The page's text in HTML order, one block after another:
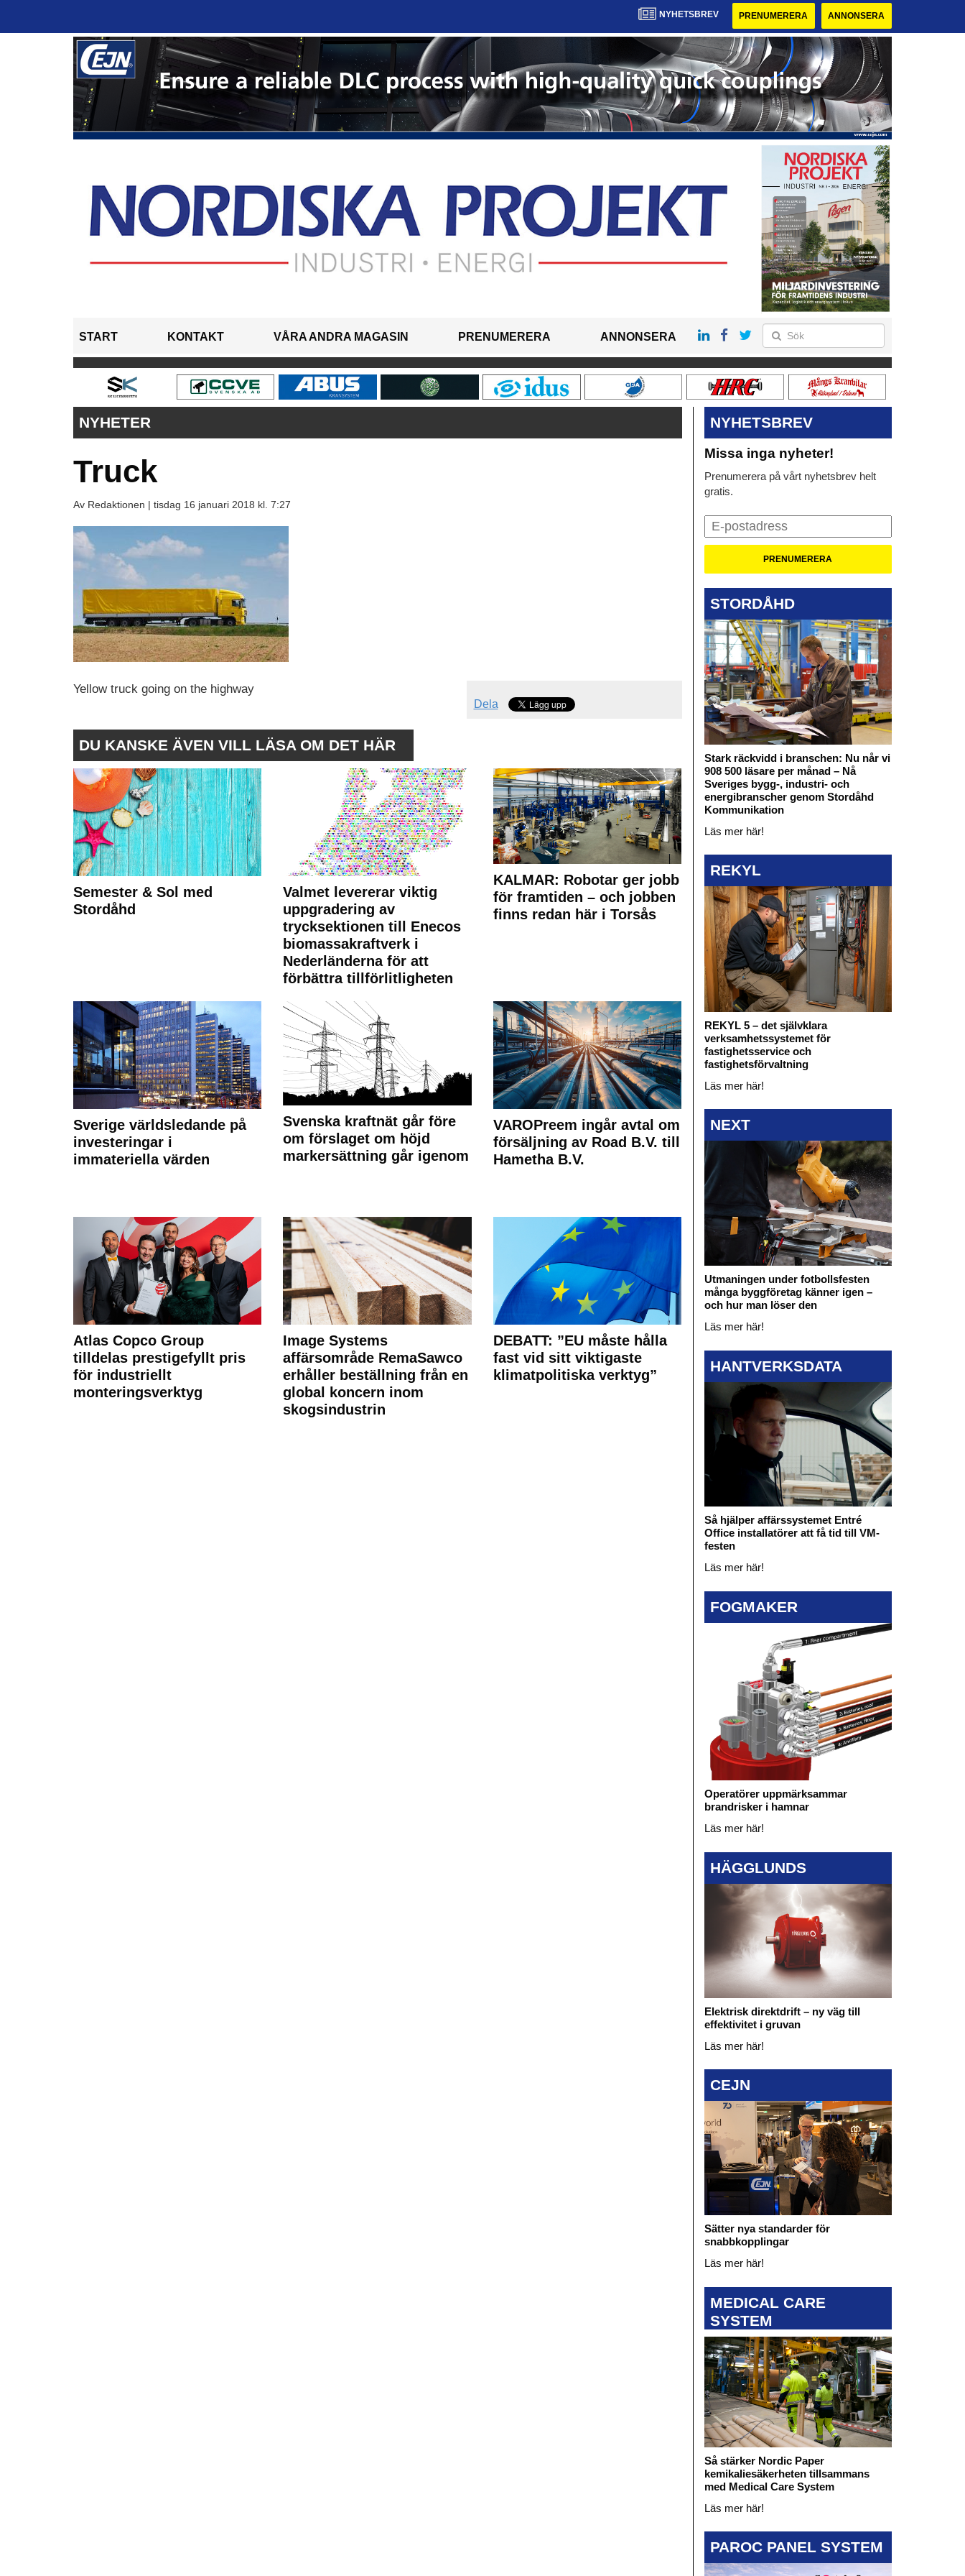
NYHETSBREV PRENUMERERA ANNONSERA
START KONTAKT VÅRA ANDRA MAGASIN PRENUMERERA ANNONSERA
NYHETER
Truck
Av Redaktionen | tisdag 16 januari 2018 kl. 7:27
Dela
Yellow truck going on the highway
DU KANSKE ÄVEN VILL LÄSA OM DET HÄR
Semester & Sol med
Stordåhd
Valmet levererar viktig
uppgradering av
trycksektionen till Enecos
biomassakraftverk i
Nederländerna för att
förbättra tillförlitligheten
KALMAR: Robotar ger jobb
för framtiden – och jobben
finns redan här i Torsås
Sverige världsledande på
investeringar i
immateriella värden
Svenska kraftnät går före
om förslaget om höjd
markersättning går igenom
VAROPreem ingår avtal om
försäljning av Road B.V. till
Hametha B.V.
Atlas Copco Group
tilldelas prestigefyllt pris
för industriellt
monteringsverktyg
Image Systems
affärsområde RemaSawco
erhåller beställning från en
global koncern inom
skogsindustrin
DEBATT: ”EU måste hålla
fast vid sitt viktigaste
klimatpolitiska verktyg”
NYHETSBREV
Missa inga nyheter!
Prenumerera på vårt nyhetsbrev helt
gratis.
STORDÅHD
Stark räckvidd i branschen: Nu når vi
908 500 läsare per månad – Nå
Sveriges bygg-, industri- och
energibranscher genom Stordåhd
Kommunikation
Läs mer här!
REKYL
REKYL 5 – det självklara
verksamhetssystemet för
fastighetsservice och
fastighetsförvaltning
Läs mer här!
NEXT
Utmaningen under fotbollsfesten
många byggföretag känner igen –
och hur man löser den
Läs mer här!
HANTVERKSDATA
Så hjälper affärssystemet Entré
Office installatörer att få tid till VM-
festen
Läs mer här!
FOGMAKER
Operatörer uppmärksammar
brandrisker i hamnar
Läs mer här!
HÄGGLUNDS
Elektrisk direktdrift – ny väg till
effektivitet i gruvan
Läs mer här!
CEJN
Sätter nya standarder för
snabbkopplingar
Läs mer här!
MEDICAL CARE
SYSTEM
Så stärker Nordic Paper
kemikaliesäkerheten tillsammans
med Medical Care System
Läs mer här!
PAROC PANEL SYSTEM